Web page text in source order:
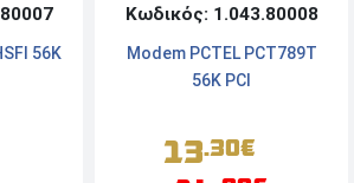
56K
Κωδικός: 1.043.80008
Modem PCTEL PCT789T
56K PCI
13.30€